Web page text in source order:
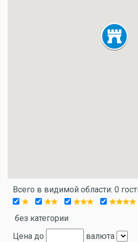
Всего в видимой области: 0
без категории
Цена до
валюта